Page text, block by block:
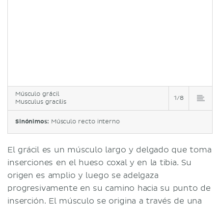
Músculo grácil
Musculus gracilis
1/8
Sinónimos: Músculo recto interno
El grácil es un músculo largo y delgado que toma
inserciones en el hueso coxal y en la tibia. Su
origen es amplio y luego se adelgaza
progresivamente en su camino hacia su punto de
inserción. El músculo se origina a través de una